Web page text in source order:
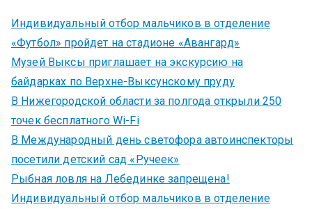
Индивидуальный отбор мальчиков в отделение
«Футбол» пройдет на стадионе «Авангард»
Музей Выксы приглашает на экскурсию на
байдарках по Верхне-Выксунскому пруду
В Нижегородской области за полгода открыли 250
точек бесплатного Wi-Fi
В Международный день светофора автоинспекторы
посетили детский сад «Ручеек»
Рыбная ловля на Лебединке запрещена!
Индивидуальный отбор мальчиков в отделение